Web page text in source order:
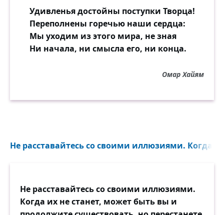
Удивленья достойны поступки Творца!
Переполнены горечью наши сердца:
Мы уходим из этого мира, не зная
Ни начала, ни смысла его, ни конца.
Омар Хайям
Не расставайтесь со своими иллюзиями. Когда
Не расставайтесь со своими иллюзиями.
Когда их не станет, может быть вы и